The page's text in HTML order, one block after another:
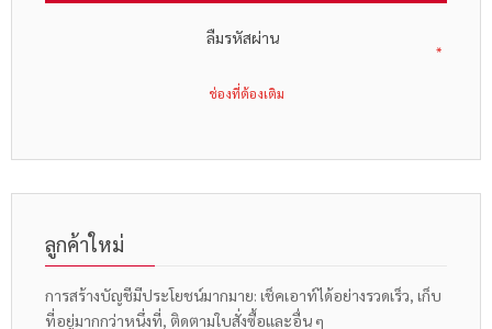
ลืมรหัสผ่าน
ลูกค้าใหม่
การสร้างบัญชีมีประโยชน์มากมาย: เช็คเอาท์ได้อย่างรวดเร็ว, เก็บ
ที่อยู่มากกว่าหนึ่งที่, ติดตามใบสั่งซื้อและอื่น ๆ